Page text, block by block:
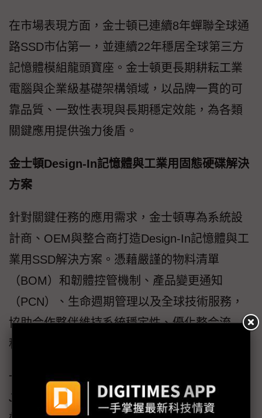
在市場表現方面，金士頓已連續8年蟬聯全球通
路SSD市佔第一，並連續22年穩居全球第三方
記憶體模組龍頭寶座。金士頓更長期耕耘工業
電腦與企業級基礎架構領域，以品牌一貫的可
靠品質、一致性表現與長期穩定效能，為各類
關鍵應用提供強力後盾。
金士頓Design-In記憶體與工業用固態硬碟解決
方案
針對關鍵任務的應用需求，金士頓專為系統設
計商、OEM與整合商打造Design-In記憶體與工
業用SSD解決方案。憑藉嚴謹的物料清單
（BOM）和韌體控管機制、產品變更通知
（PCN）、生命週期管理以及全球技術服務，
協助合作夥伴維持系統穩定性、優化整合流
程，並確保長期部署的可靠性。
一，Design-In記憶體解決方案：嚴格遵循
JEDEC標準，為工業及嵌入式應用提供一致的